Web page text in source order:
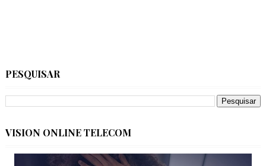
PESQUISAR
VISION ONLINE TELECOM